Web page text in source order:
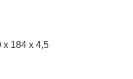
х 184 х 4,5